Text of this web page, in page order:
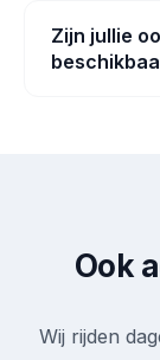
Zijn jullie
Ook
Wij rijden